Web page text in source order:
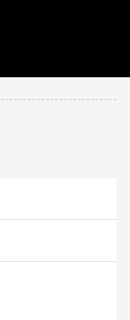
いいアクセントでか